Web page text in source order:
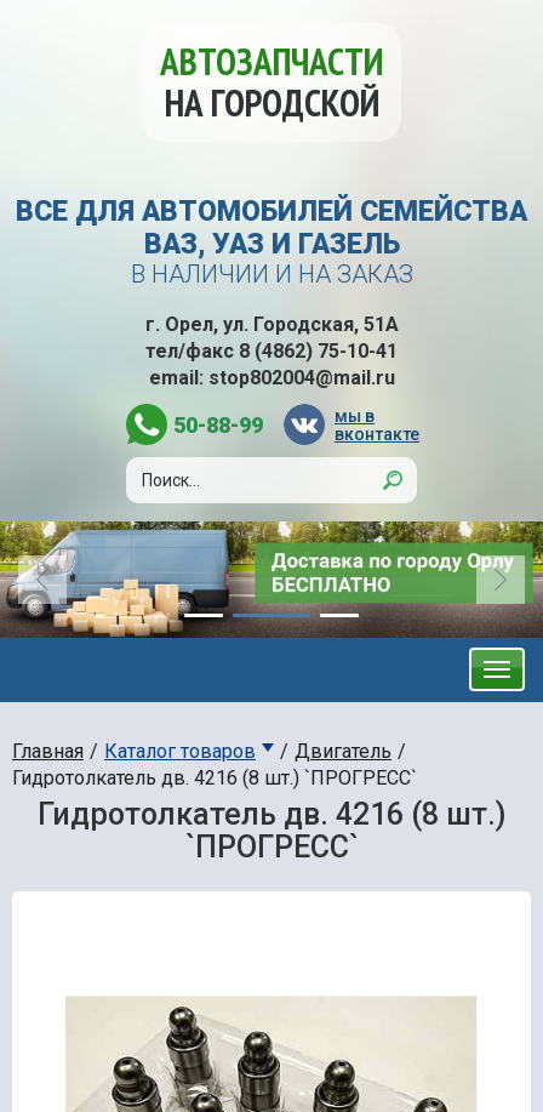
АВТОЗАПЧАСТИ
НА ГОРОДСКОЙ
ВСЕ ДЛЯ АВТОМОБИЛЕЙ СЕМЕЙСТВА
ВАЗ, УАЗ И ГАЗЕЛЬ
В НАЛИЧИИ И НА ЗАКАЗ
г. Орел, ул. Городская, 51А
тел/факс 8 (4862) 75-10-41
email: stop802004@mail.ru
50-88-99
мы в
вконтакте
Главная Каталог товаров
Двигатель
Гидротолкатель дв. 4216 (8 шт.) `ПРОГРЕСС`
Гидротолкатель дв. 4216 (8 шт.)
`ПРОГРЕСС`